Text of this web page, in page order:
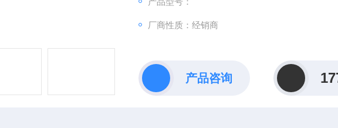
厂商性质：经销商
产品咨询